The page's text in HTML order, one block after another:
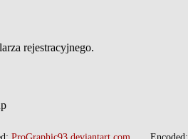
rejestracyjnego.